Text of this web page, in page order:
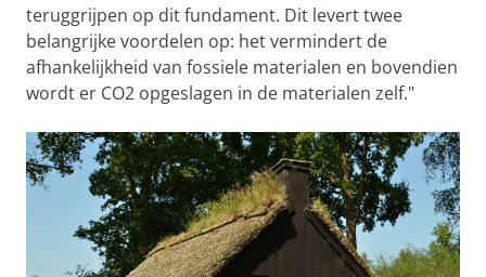
teruggrijpen op dit fundament. Dit levert twee
belangrijke voordelen op: het vermindert de
afhankelijkheid van fossiele materialen en bovendien
wordt er CO2 opgeslagen in de materialen zelf."